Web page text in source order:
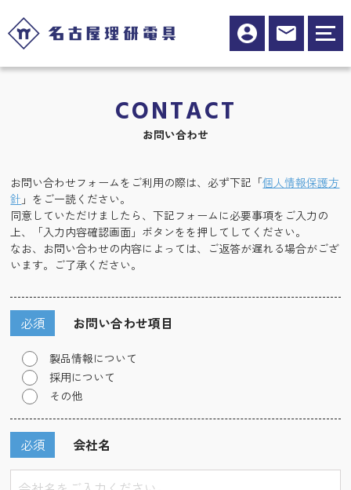
CONTACT
お問い合わせ
お問い合わせフォームをご利用の際は、必ず下記「個人情報保護方
針 」をご一読ください。
同意していただけましたら、下記フォームに必要事項をご入力の
上、「入力内容確認画面」ボタンをを押してしてください。
なお、お問い合わせの内容によっては、ご返答が遅れる場合がござ
います。ご了承ください。
お問い合わせ項目
必須
製品情報について
採用について
その他
会社名
必須